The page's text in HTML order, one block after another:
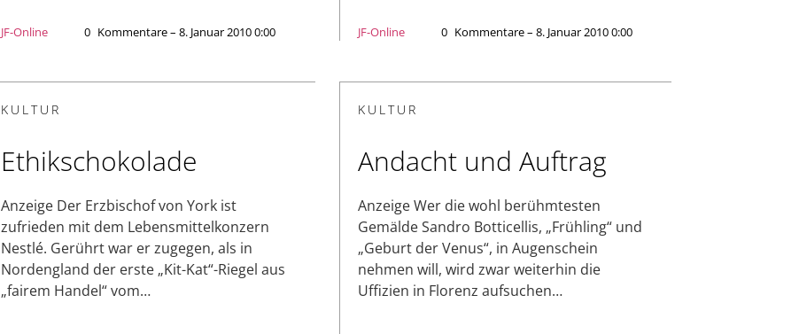
JF-Online 0 Kommentare – 8. Januar 2010 0:00 JF-Online 0 Kommentare – 8. Januar 2010 0:00
KULTUR
Ethikschokolade
Anzeige Der Erzbischof von York ist
zufrieden mit dem Lebensmittelkonzern
Nestlé. Gerührt war er zugegen, als in
Nordengland der erste „Kit-Kat“-Riegel aus
„fairem Handel“ vom…
KULTUR
Andacht und Auftrag
Anzeige Wer die wohl berühmtesten
Gemälde Sandro Botticellis, „Frühling“ und
„Geburt der Venus“, in Augenschein
nehmen will, wird zwar weiterhin die
Uffizien in Florenz aufsuchen…